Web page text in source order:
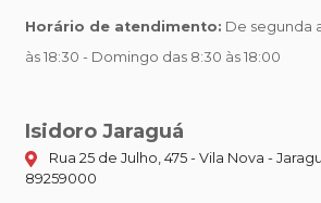
Horário de atendimento: De segunda
às 18:30 - Domingo das 8:30 às 18:00
Isidoro Jaraguá
Rua 25 de Julho, 475 - Vila Nova -
89259000